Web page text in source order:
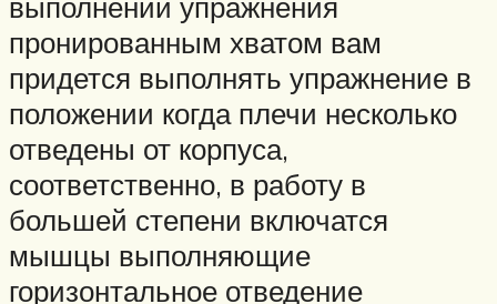
пронированным хватом вам
придется выполнять упражнение в
положении когда плечи несколько
отведены от корпуса,
соответственно, в работу в
большей степени включатся
мышцы выполняющие
горизонтальное отведение